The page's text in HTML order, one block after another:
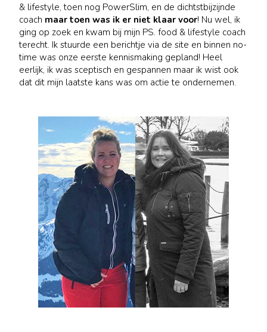
& lifestyle, toen nog PowerSlim, en de dichtstbijzijnde
coach maar toen was ik er niet klaar voor! Nu wel, ik
ging op zoek en kwam bij mijn PS. food & lifestyle coach
terecht. Ik stuurde een berichtje via de site en binnen no-
time was onze eerste kennismaking gepland! Heel
eerlijk, ik was sceptisch en gespannen maar ik wist ook
dat dit mijn laatste kans was om actie te ondernemen.